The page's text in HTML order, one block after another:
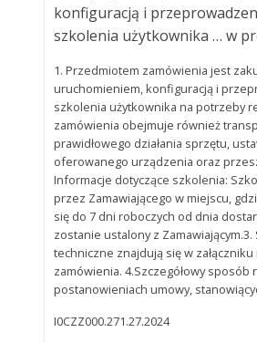
konfiguracją i
szkolenia użytkownika … w
1. Przedmiotem zamówienia jest
uruchomieniem, konfiguracją i
szkolenia użytkownika na potrzeby
zamówienia obejmuje również
prawidłowego działania sprzętu,
oferowanego urządzenia oraz
Informacje dotyczące szkolenia:
przez Zamawiającego w miejscu,
się do 7 dni roboczych od dnia
zostanie ustalony z
techniczne znajdują się w
zamówienia. 4.Szczegółowy
postanowieniach umowy,
I0CZZ000.271.27.2024